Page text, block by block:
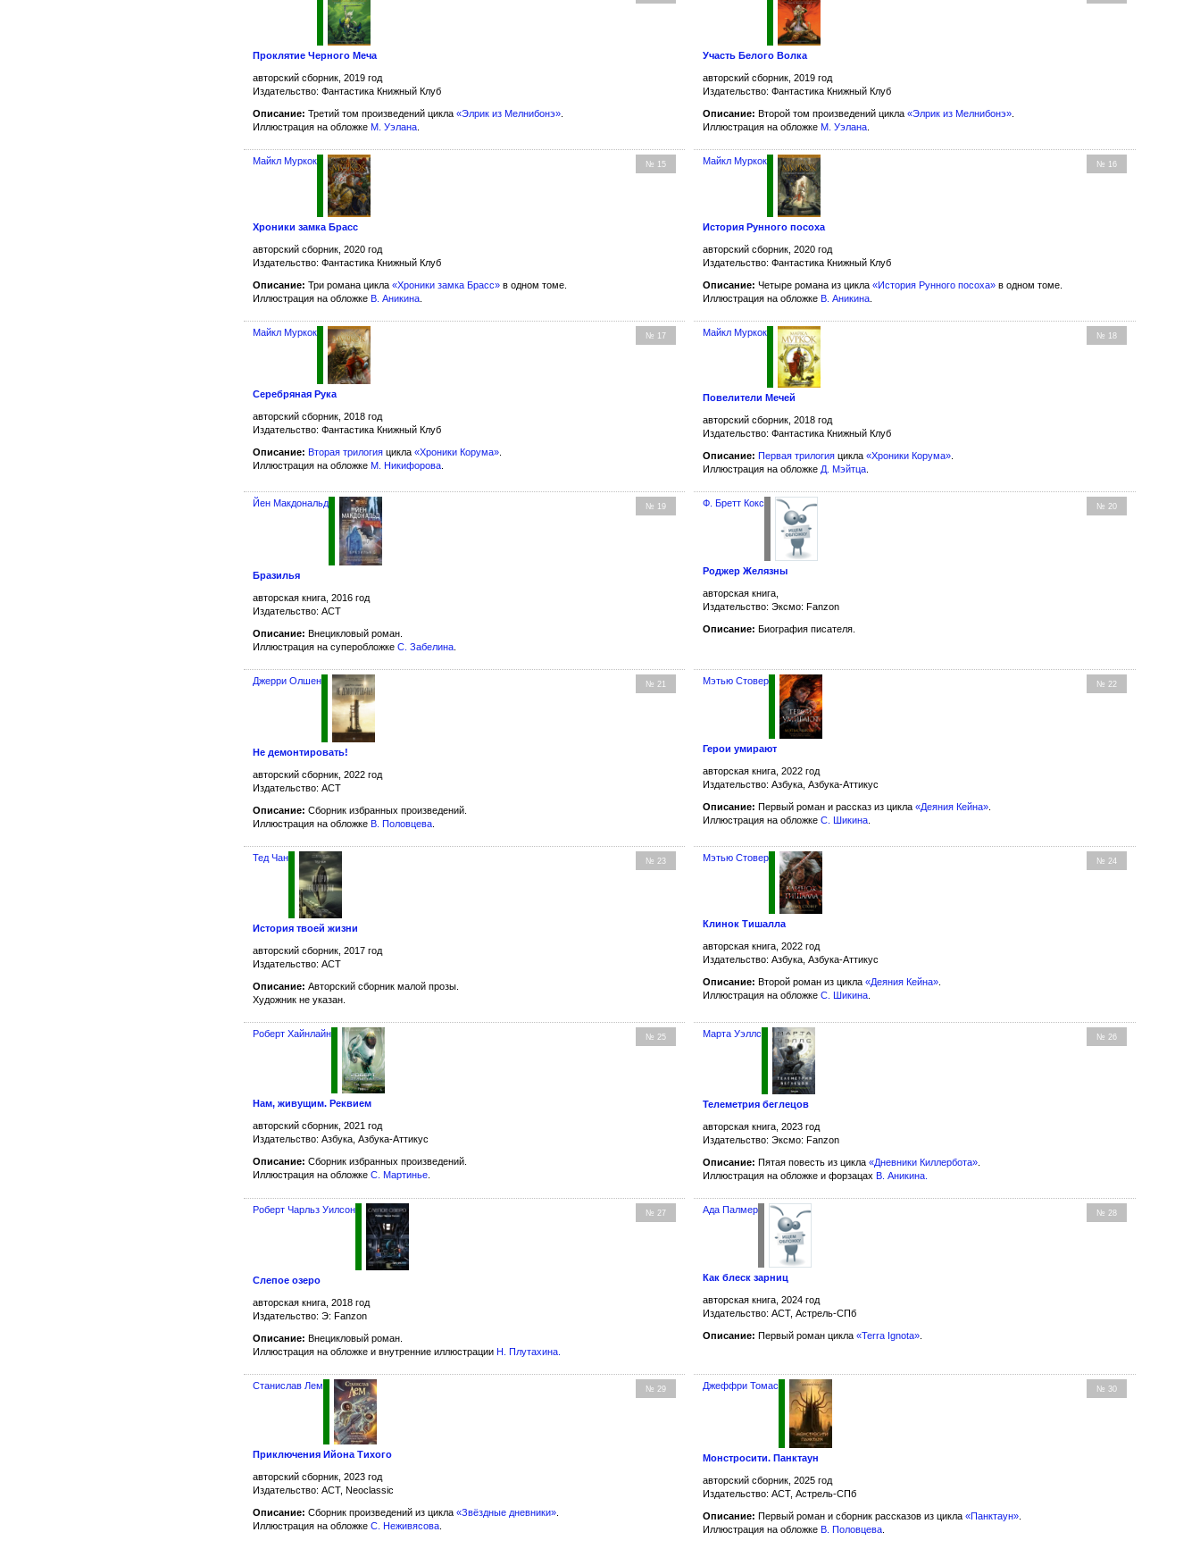
Проклятие Черного Меча
авторский сборник, 2019 год
Издательство: Фантастика Книжный Клуб
Описание: Третий том произведений цикла «Элрик из Мелнибонэ».
Иллюстрация на обложке М. Уэлана.
Участь Белого Волка
авторский сборник, 2019 год
Издательство: Фантастика Книжный Клуб
Описание: Второй том произведений цикла«Элрик из Мелнибонэ».
Иллюстрация на обложке М. Уэлана.
№ 15
Майкл Муркок
Хроники замка Брасс
авторский сборник, 2020 год
Издательство: Фантастика Книжный Клуб
Описание: Три романа цикла «Хроники замка Брасс» в одном томе.
Иллюстрация на обложке В. Аникина
№ 16
Майкл Муркок
История Рунного посоха
авторский сборник, 2020 год
Издательство: Фантастика Книжный Клуб
Описание: Четыре романа из цикла«История Рунного посоха» в одном томе.
Иллюстрация на обложке В. Аникина
№ 17
Майкл Муркок
Серебряная Рука
авторский сборник, 2018 год
Издательство: Фантастика Книжный Клуб
Описание: Вторая трилогия цикла «Хроники Корума»
Иллюстрация на обложке М. Никифорова
№ 18
Майкл Муркок
Повелители Мечей
авторский сборник, 2018 год
Издательство: Фантастика Книжный Клуб
Описание: Первая трилогия цикла«Хроники Корума»
Иллюстрация на обложке Д. Мэйтца
№ 19
Йен Макдональд
Бразилья
авторская книга, 2016 год
Издательство: АСТ
Описание: Внецикловый роман.
Иллюстрация на суперобложке С. Забелина.
№ 20
Ф. Бретт Кокс
Роджер Желязны
авторская книга,
Издательство: Эксмо: Fanzon
Описание: Биография писателя.
№ 21
Джерри Олшен
Не демонтировать!
авторский сборник, 2022 год
Издательство: АСТ
Описание: Сборник избранных произведений.
Иллюстрация на обложке В. Половцева
№ 22
Мэтью Стовер
Герои умирают
авторская книга, 2022 год
Издательство: Азбука, Азбука-Аттикус
Описание: Первый роман и рассказ из цикла«Деяния Кейна»
Иллюстрация на обложкеС. Шикина
№ 23
Тед Чан
История твоей жизни
авторский сборник, 2017 год
Издательство: АСТ
Описание: Авторский сборник малой прозы.
Художник не указан.
№ 24
Мэтью Стовер
Клинок Тишалла
авторская книга, 2022 год
Издательство: Азбука, Азбука-Аттикус
Описание: Второй роман из цикла«Деяния Кейна»
Иллюстрация на обложкеС. Шикина
№ 25
Роберт Хайнлайн
Нам, живущим. Реквием
авторский сборник, 2021 год
Издательство: Азбука, Азбука-Аттикус
Описание: Сборник избранных произведений.
Иллюстрация на обложке С. Мартинье
№ 26
Марта Уэллс
Телеметрия беглецов
авторская книга, 2023 год
Издательство: Эксмо: Fanzon
Описание: Пятая повесть из цикла«Дневники Киллербота»
Иллюстрация на обложке и форзацах В. Аникина
№ 27
Роберт Чарльз Уилсон
Слепое озеро
авторская книга, 2018 год
Издательство: Э: Fanzon
Описание: Внецикловый роман.
Иллюстрация на обложке и внутренние иллюстрации Н. Плутахина
№ 28
Ада Палмер
Как блеск зарниц
авторская книга, 2024 год
Издательство: АСТ, Астрель-СПб
Описание: Первый роман цикла«Terra Ignota»
№ 29
Станислав Лем
Приключения Ийона Тихого
авторский сборник, 2023 год
Издательство: АСТ, Neoclassic
Описание: Сборник произведений из цикла «Звёздные дневники»
Иллюстрация на обложке С. Неживясова
№ 30
Джеффри Томас
Монстросити. Панктаун
авторский сборник, 2025 год
Издательство: АСТ, Астрель-СПб
Описание: Первый роман и сборник рассказов из цикла«Панктаун»
Иллюстрация на обложке В. Половцева